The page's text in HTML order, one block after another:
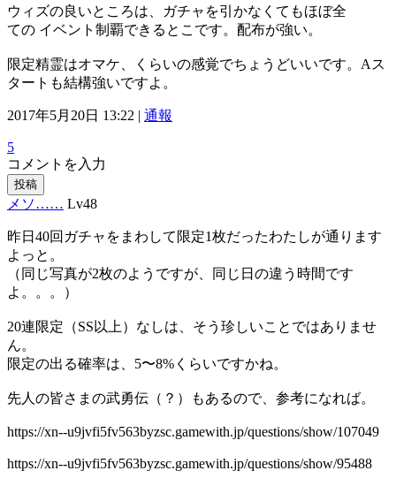
ウィズの良いところは、ガチャを引かなくてもほぼ全
ての イベント制覇できるとこです。配布が強い。
限定精霊はオマケ、くらいの感覚でちょうどいいです。Aス
タートも結構強いですよ。
2017年5月20日 13:22 | 通報
5
コメントを入力
投稿
メソ…… Lv48
昨日40回ガチャをまわして限定1枚だったわたしが通ります
よっと。
（同じ写真が2枚のようですが、同じ日の違う時間です
よ。。。）
20連限定（SS以上）なしは、そう珍しいことではありませ
ん。
限定の出る確率は、5〜8%くらいですかね。
先人の皆さまの武勇伝（？）もあるので、参考になれば。
https://xn--u9jvfi5fv563byzsc.gamewith.jp/questions/show/107049
https://xn--u9jvfi5fv563byzsc.gamewith.jp/questions/show/95488